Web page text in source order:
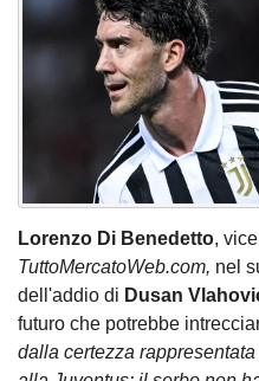
Lorenzo Di Benedetto,
TuttoMercatoWeb.com, nel
dell'addio di Dusan
futuro che potrebbe
dalla certezza